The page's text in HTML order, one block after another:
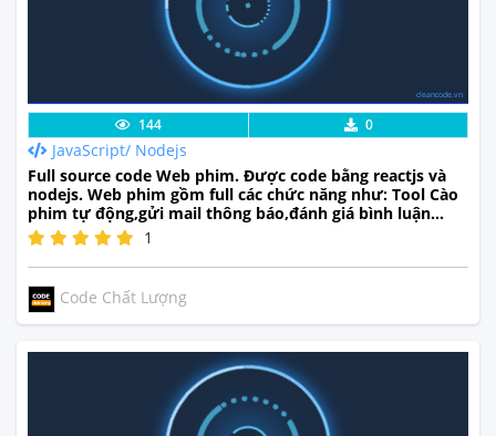
cleancode.vn
Lưu code Xem Thực Tế
144 0
JavaScript/ Nodejs
Full source code Web phim. Được code bằng reactjs và
nodejs. Web phim gồm full các chức năng như: Tool Cào
phim tự động,gửi mail thông báo,đánh giá bình luận
realtime,thanh toán online,...
1
Code Chất Lượng